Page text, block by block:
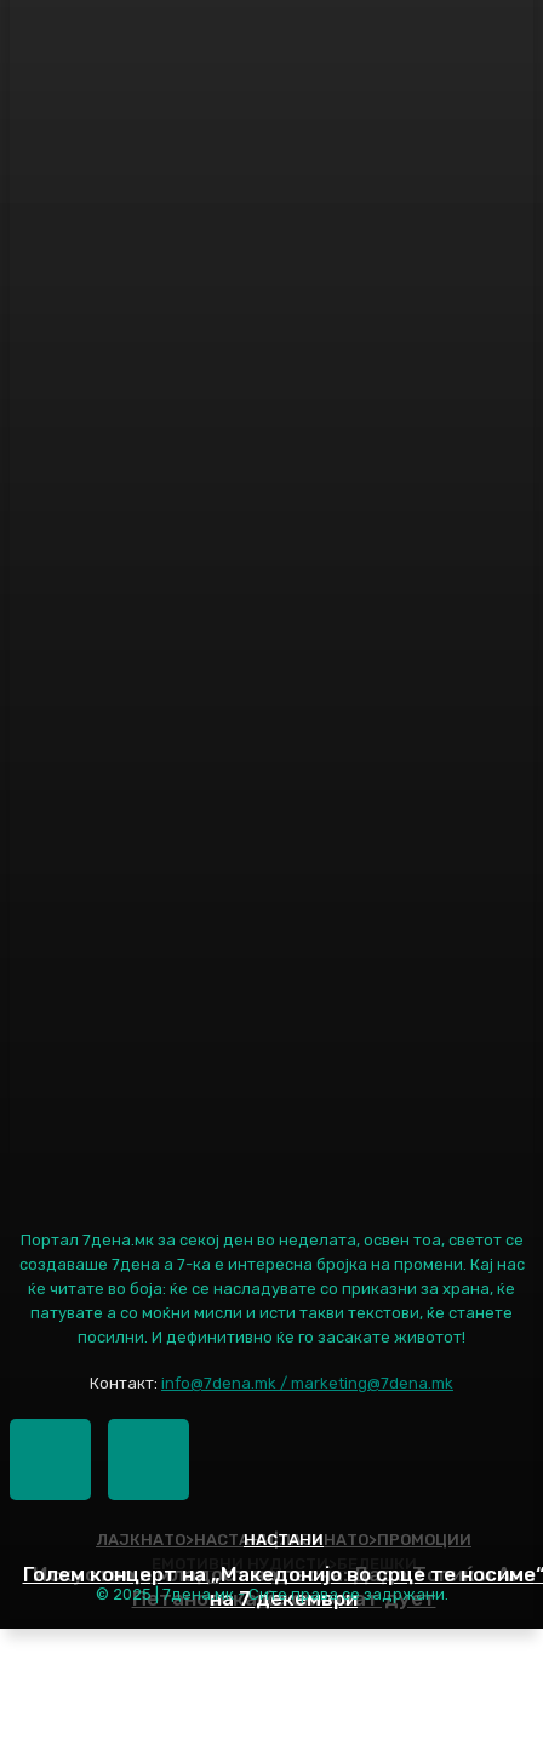
ЕМОТИВНИ НУДИСТИ>БЕЛЕШКИ
Наслов
ЛАЈКНАТО>НАСТАНИ|ЛАЈКНАТО>ПРОМОЦИИ
Искуство и младост во песна: Дадо Топиќ и Ана
Петановска ќе снимаат дует
НАСТАНИ
Голем концерт на „Македонијо во срце те
на 7 декември
Портал 7дена.мк за секој ден во неделата, освен тоа, светот се
создаваше 7дена а 7-ка е интересна бројка на промени. Кај нас
ќе читате во боја: ќе се насладувате со приказни за храна, ќе
патувате а со моќни мисли и исти такви текстови, ќе станете
посилни. И дефинитивно ќе го засакате животот!
Контакт: info@7dena.mk / marketing@7dena.mk
© 2025 | 7дена.мк - Сите права се задржани.